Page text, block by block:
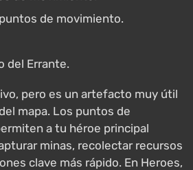
de movimiento.
del Errante.
pero es un artefacto muy útil
mapa. Los puntos de
a tu héroe principal
minas, recolectar recursos
clave más rápido. En Heroes,